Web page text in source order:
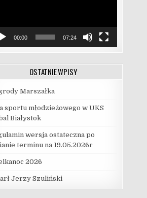
00:00 07:24
OSTATNIE WPISY
Marszałka
sportu młodzieżowego w UKS
Białystok
wersja ostateczna po
terminu na 19.05.2026r
2026
Jerzy Szuliński